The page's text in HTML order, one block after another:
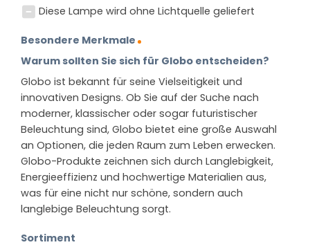
Diese Lampe wird ohne Lichtquelle geliefert
Besondere Merkmale
Warum sollten Sie sich für Globo entscheiden?
Globo ist bekannt für seine Vielseitigkeit und
innovativen Designs. Ob Sie auf der Suche nach
moderner, klassischer oder sogar futuristischer
Beleuchtung sind, Globo bietet eine große Auswahl
an Optionen, die jeden Raum zum Leben erwecken.
Globo-Produkte zeichnen sich durch Langlebigkeit,
Energieeffizienz und hochwertige Materialien aus,
was für eine nicht nur schöne, sondern auch
langlebige Beleuchtung sorgt.
Sortiment